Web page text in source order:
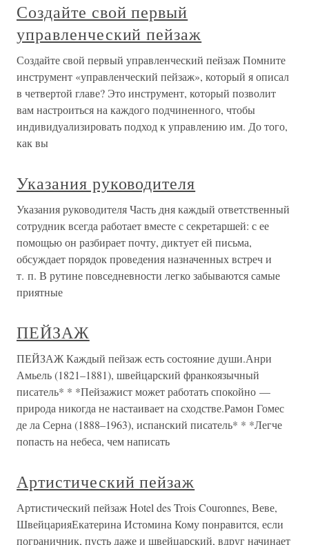
Создайте свой первый
управленческий пейзаж
Создайте свой первый управленческий пейзаж Помните
инструмент «управленческий пейзаж», который я описал
в четвертой главе? Это инструмент, который позволит
вам настроиться на каждого подчиненного, чтобы
индивидуализировать подход к управлению им. До того,
как вы
Указания руководителя
Указания руководителя Часть дня каждый ответственный
сотрудник всегда работает вместе с секретаршей: с ее
помощью он разбирает почту, диктует ей письма,
обсуждает порядок проведения назначенных встреч и
т. п. В рутине повседневности легко забываются самые
приятные
ПЕЙЗАЖ
ПЕЙЗАЖ Каждый пейзаж есть состояние души.Анри
Амьель (1821–1881), швейцарский франкоязычный
писатель* * *Пейзажист может работать спокойно —
природа никогда не настаивает на сходстве.Рамон Гомес
де ла Серна (1888–1963), испанский писатель* * *Легче
попасть на небеса, чем написать
Артистический пейзаж
Артистический пейзаж Hotel des Trois Couronnes, Веве,
ШвейцарияЕкатерина Истомина Кому понравится, если
пограничник, пусть даже и швейцарский, вдруг начинает